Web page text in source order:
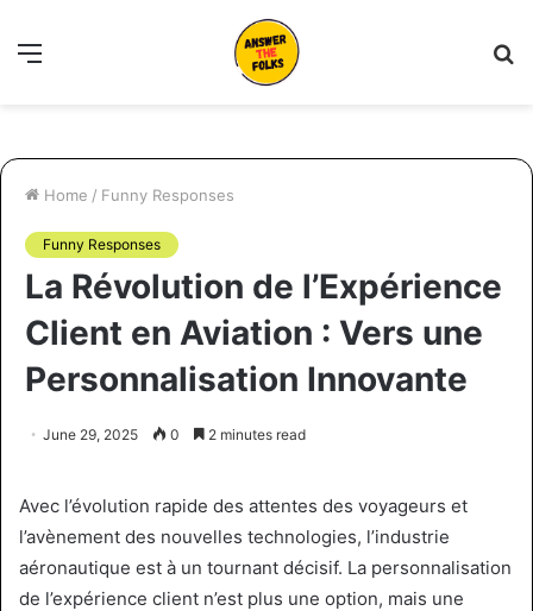
Menu
Home / Funny Responses
Funny Responses
La Révolution de l’Expérience
Client en Aviation : Vers une
Personnalisation Innovante
June 29, 2025 0 2 minutes read
Avec l’évolution rapide des attentes des voyageurs et
l’avènement des nouvelles technologies, l’industrie
aéronautique est à un tournant décisif. La personnalisation
de l’expérience client n’est plus une option, mais une